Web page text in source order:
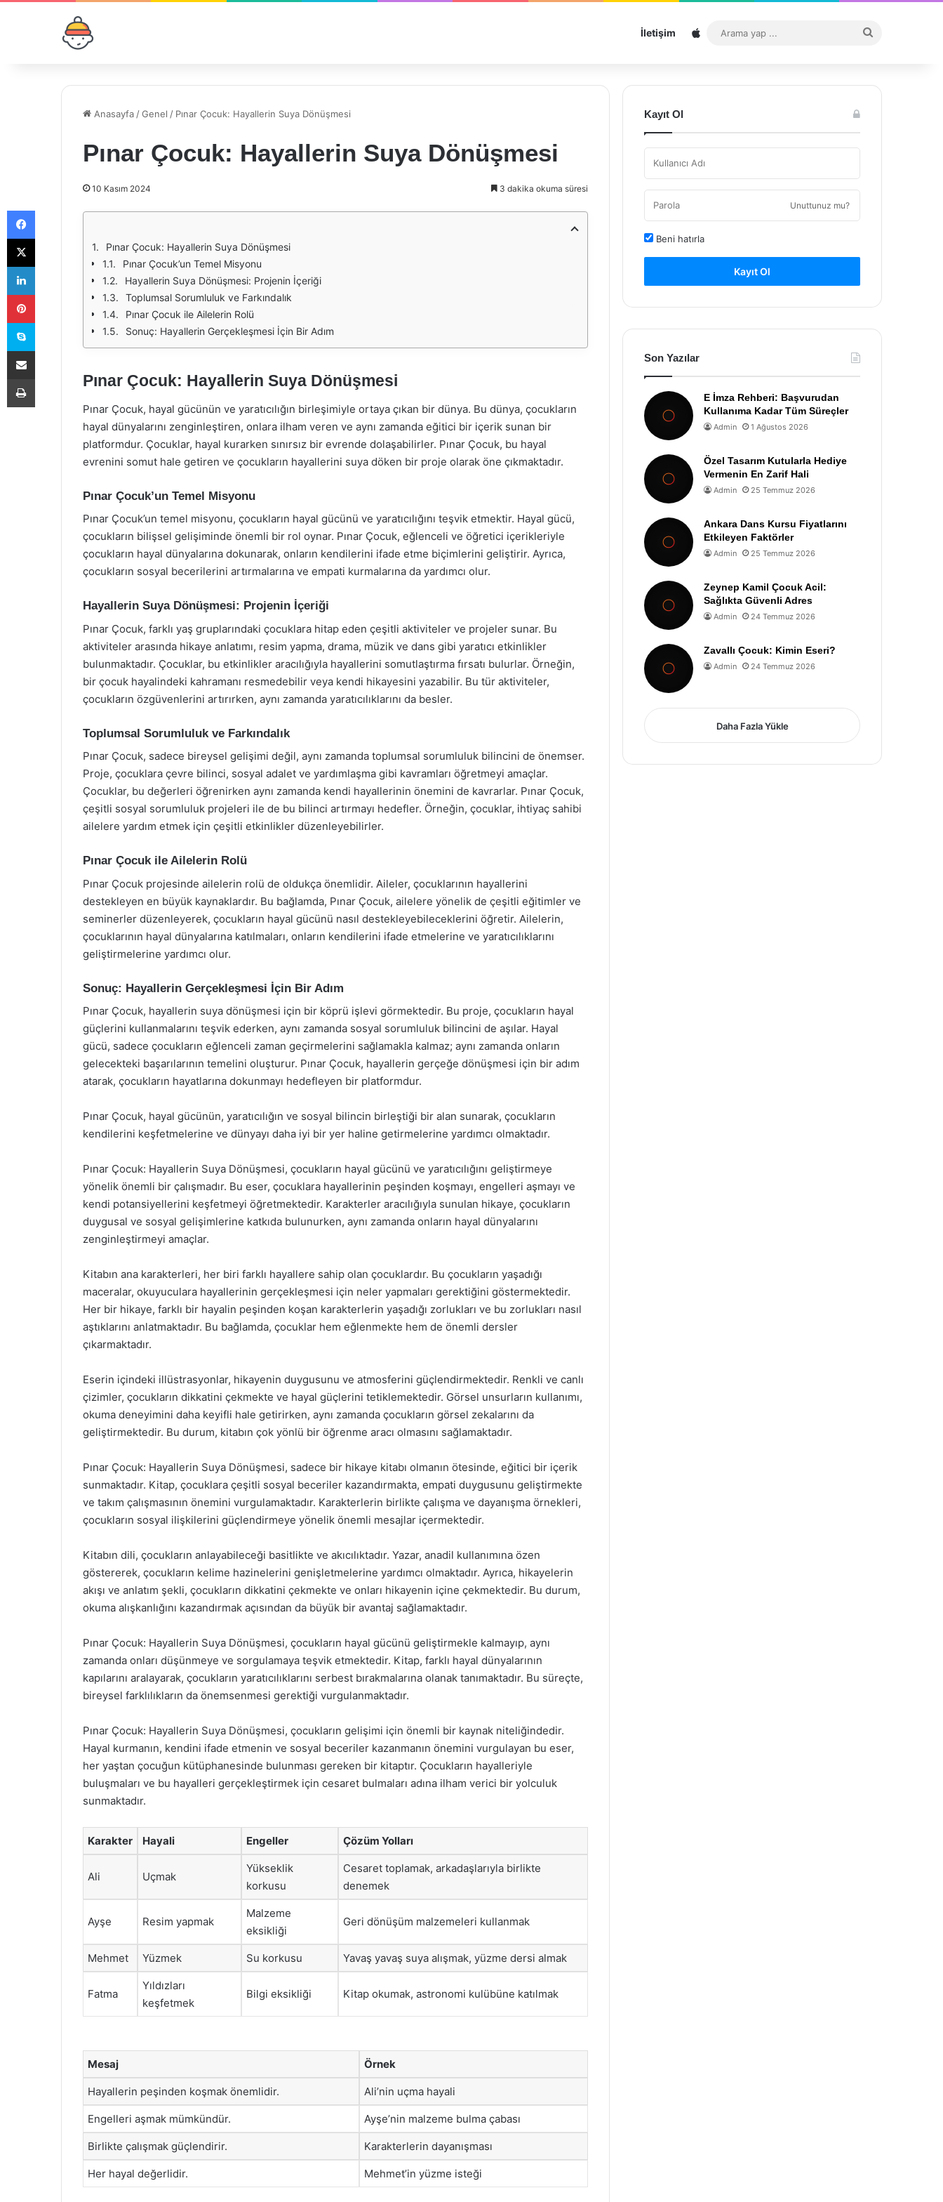
İletişim Sitemap
...
Anasayfa /Genel / Pınar Çocuk: Hayallerin Suya Dönüşmesi
Pınar Çocuk: Hayallerin Suya Dönüşmesi
10 Kasım 2024 3 dakika okuma süresi
Pınar Çocuk: Hayallerin Suya Dönüşmesi
Pınar Çocuk’un Temel Misyonu
Hayallerin Suya Dönüşmesi: Projenin İçeriği
Toplumsal Sorumluluk ve Farkındalık
Pınar Çocuk ile Ailelerin Rolü
Sonuç: Hayallerin Gerçekleşmesi İçin Bir Adım
Pınar Çocuk: Hayallerin Suya Dönüşmesi
Pınar Çocuk, hayal gücünün ve yaratıcılığın birleşimiyle ortaya çıkan bir dünya. Bu dünya, çocukların
hayal dünyalarını zenginleştiren, onlara ilham veren ve aynı zamanda eğitici bir içerik sunan bir
platformdur. Çocuklar, hayal kurarken sınırsız bir evrende dolaşabilirler. Pınar Çocuk, bu hayal
evrenini somut hale getiren ve çocukların hayallerini suya döken bir proje olarak öne çıkmaktadır.
Pınar Çocuk’un Temel Misyonu
Pınar Çocuk’un temel misyonu, çocukların hayal gücünü ve yaratıcılığını teşvik etmektir. Hayal gücü,
çocukların bilişsel gelişiminde önemli bir rol oynar. Pınar Çocuk, eğlenceli ve öğretici içerikleriyle
çocukların hayal dünyalarına dokunarak, onların kendilerini ifade etme biçimlerini geliştirir. Ayrıca,
çocukların sosyal becerilerini artırmalarına ve empati kurmalarına da yardımcı olur.
Hayallerin Suya Dönüşmesi: Projenin İçeriği
Pınar Çocuk, farklı yaş gruplarındaki çocuklara hitap eden çeşitli aktiviteler ve projeler sunar. Bu
aktiviteler arasında hikaye anlatımı, resim yapma, drama, müzik ve dans gibi yaratıcı etkinlikler
bulunmaktadır. Çocuklar, bu etkinlikler aracılığıyla hayallerini somutlaştırma fırsatı bulurlar. Örneğin,
bir çocuk hayalindeki kahramanı resmedebilir veya kendi hikayesini yazabilir. Bu tür aktiviteler,
çocukların özgüvenlerini artırırken, aynı zamanda yaratıcılıklarını da besler.
Toplumsal Sorumluluk ve Farkındalık
Pınar Çocuk, sadece bireysel gelişimi değil, aynı zamanda toplumsal sorumluluk bilincini de önemser.
Proje, çocuklara çevre bilinci, sosyal adalet ve yardımlaşma gibi kavramları öğretmeyi amaçlar.
Çocuklar, bu değerleri öğrenirken aynı zamanda kendi hayallerinin önemini de kavrarlar. Pınar Çocuk,
çeşitli sosyal sorumluluk projeleri ile de bu bilinci artırmayı hedefler. Örneğin, çocuklar, ihtiyaç sahibi
ailelere yardım etmek için çeşitli etkinlikler düzenleyebilirler.
Pınar Çocuk ile Ailelerin Rolü
Pınar Çocuk projesinde ailelerin rolü de oldukça önemlidir. Aileler, çocuklarının hayallerini
destekleyen en büyük kaynaklardır. Bu bağlamda, Pınar Çocuk, ailelere yönelik de çeşitli eğitimler ve
seminerler düzenleyerek, çocukların hayal gücünü nasıl destekleyebileceklerini öğretir. Ailelerin,
çocuklarının hayal dünyalarına katılmaları, onların kendilerini ifade etmelerine ve yaratıcılıklarını
geliştirmelerine yardımcı olur.
Sonuç: Hayallerin Gerçekleşmesi İçin Bir Adım
Pınar Çocuk, hayallerin suya dönüşmesi için bir köprü işlevi görmektedir. Bu proje, çocukların hayal
güçlerini kullanmalarını teşvik ederken, aynı zamanda sosyal sorumluluk bilincini de aşılar. Hayal
gücü, sadece çocukların eğlenceli zaman geçirmelerini sağlamakla kalmaz; aynı zamanda onların
gelecekteki başarılarının temelini oluşturur. Pınar Çocuk, hayallerin gerçeğe dönüşmesi için bir adım
atarak, çocukların hayatlarına dokunmayı hedefleyen bir platformdur.
Pınar Çocuk, hayal gücünün, yaratıcılığın ve sosyal bilincin birleştiği bir alan sunarak, çocukların
kendilerini keşfetmelerine ve dünyayı daha iyi bir yer haline getirmelerine yardımcı olmaktadır.
Pınar Çocuk: Hayallerin Suya Dönüşmesi, çocukların hayal gücünü ve yaratıcılığını geliştirmeye
yönelik önemli bir çalışmadır. Bu eser, çocuklara hayallerinin peşinden koşmayı, engelleri aşmayı ve
kendi potansiyellerini keşfetmeyi öğretmektedir. Karakterler aracılığıyla sunulan hikaye, çocukların
duygusal ve sosyal gelişimlerine katkıda bulunurken, aynı zamanda onların hayal dünyalarını
zenginleştirmeyi amaçlar.
Kitabın ana karakterleri, her biri farklı hayallere sahip olan çocuklardır. Bu çocukların yaşadığı
maceralar, okuyuculara hayallerinin gerçekleşmesi için neler yapmaları gerektiğini göstermektedir.
Her bir hikaye, farklı bir hayalin peşinden koşan karakterlerin yaşadığı zorlukları ve bu zorlukları nasıl
aştıklarını anlatmaktadır. Bu bağlamda, çocuklar hem eğlenmekte hem de önemli dersler
çıkarmaktadır.
Eserin içindeki illüstrasyonlar, hikayenin duygusunu ve atmosferini güçlendirmektedir. Renkli ve canlı
çizimler, çocukların dikkatini çekmekte ve hayal güçlerini tetiklemektedir. Görsel unsurların kullanımı,
okuma deneyimini daha keyifli hale getirirken, aynı zamanda çocukların görsel zekalarını da
geliştirmektedir. Bu durum, kitabın çok yönlü bir öğrenme aracı olmasını sağlamaktadır.
Pınar Çocuk: Hayallerin Suya Dönüşmesi, sadece bir hikaye kitabı olmanın ötesinde, eğitici bir içerik
sunmaktadır. Kitap, çocuklara çeşitli sosyal beceriler kazandırmakta, empati duygusunu geliştirmekte
ve takım çalışmasının önemini vurgulamaktadır. Karakterlerin birlikte çalışma ve dayanışma örnekleri,
çocukların sosyal ilişkilerini güçlendirmeye yönelik önemli mesajlar içermektedir.
Kitabın dili, çocukların anlayabileceği basitlikte ve akıcılıktadır. Yazar, anadil kullanımına özen
göstererek, çocukların kelime hazinelerini genişletmelerine yardımcı olmaktadır. Ayrıca, hikayelerin
akışı ve anlatım şekli, çocukların dikkatini çekmekte ve onları hikayenin içine çekmektedir. Bu durum,
okuma alışkanlığını kazandırmak açısından da büyük bir avantaj sağlamaktadır.
Pınar Çocuk: Hayallerin Suya Dönüşmesi, çocukların hayal gücünü geliştirmekle kalmayıp, aynı
zamanda onları düşünmeye ve sorgulamaya teşvik etmektedir. Kitap, farklı hayal dünyalarının
kapılarını aralayarak, çocukların yaratıcılıklarını serbest bırakmalarına olanak tanımaktadır. Bu süreçte,
bireysel farklılıkların da önemsenmesi gerektiği vurgulanmaktadır.
Pınar Çocuk: Hayallerin Suya Dönüşmesi, çocukların gelişimi için önemli bir kaynak niteliğindedir.
Hayal kurmanın, kendini ifade etmenin ve sosyal beceriler kazanmanın önemini vurgulayan bu eser,
her yaştan çocuğun kütüphanesinde bulunması gereken bir kitaptır. Çocukların hayalleriyle
buluşmaları ve bu hayalleri gerçekleştirmek için cesaret bulmaları adına ilham verici bir yolculuk
sunmaktadır.
Karakter Hayali Engeller Çözüm Yolları
Ali Uçmak
Yükseklik
korkusu
Cesaret toplamak, arkadaşlarıyla birlikte
denemek
Ayşe Resim yapmak
Malzeme
eksikliği
Geri dönüşüm malzemeleri kullanmak
Mehmet Yüzmek Su korkusu Yavaş yavaş suya alışmak, yüzme dersi almak
Fatma
Yıldızları
keşfetmek
Bilgi eksikliği Kitap okumak, astronomi kulübüne katılmak
Mesaj Örnek
Hayallerin peşinden koşmak önemlidir. Ali’nin uçma hayali
Engelleri aşmak mümkündür. Ayşe’nin malzeme bulma çabası
Birlikte çalışmak güçlendirir. Karakterlerin dayanışması
Her hayal değerlidir. Mehmet’in yüzme isteği
Kayıt Ol
Unuttunuz mu?
Beni hatırla
Kayıt Ol
Son Yazılar
E İmza Rehberi: Başvurudan
Kullanıma Kadar Tüm Süreçler
Admin 1 Ağustos 2026
Özel Tasarım Kutularla Hediye
Vermenin En Zarif Hali
Admin 25 Temmuz 2026
Ankara Dans Kursu Fiyatlarını
Etkileyen Faktörler
Admin 25 Temmuz 2026
Zeynep Kamil Çocuk Acil:
Sağlıkta Güvenli Adres
Admin 24 Temmuz 2026
Zavallı Çocuk: Kimin Eseri?
Admin 24 Temmuz 2026
Daha Fazla Yükle
Facebook
X
LinkedIn
Pinterest
Skype
E-Posta ile paylaş